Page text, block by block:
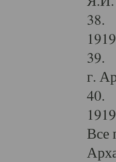
38.
39.
г.
40.
Все